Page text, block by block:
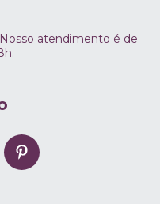
atendimento é de